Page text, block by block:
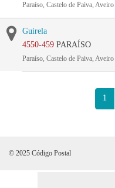
Paraíso, Castelo de Paiva, Aveiro
Guirela
4550-459 PARAÍSO
Paraíso, Castelo de Paiva, Aveiro
1
© 2025 Código Postal